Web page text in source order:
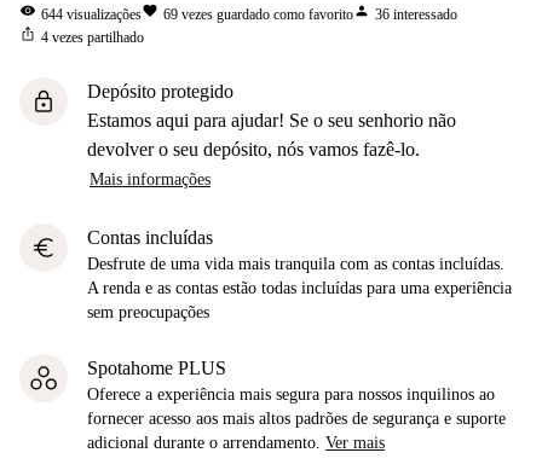
visibility 644 visualizaçõesfavorite 69 vezes guardado como favoritoperson 36 interessado
ios_share 4 vezes partilhado
lock
Depósito protegido
Estamos aqui para ajudar! Se o seu senhorio não
devolver o seu depósito, nós vamos fazê-lo.
Mais informações
euro Contas incluídas
Desfrute de uma vida mais tranquila com as contas incluídas.
A renda e as contas estão todas incluídas para uma experiência
sem preocupações
Spotahome PLUS
Oferece a experiência mais segura para nossos inquilinos ao
fornecer acesso aos mais altos padrões de segurança e suporte
adicional durante o arrendamento. Ver mais